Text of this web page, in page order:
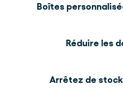
Boîtes
Réduire les
Arrêtez de